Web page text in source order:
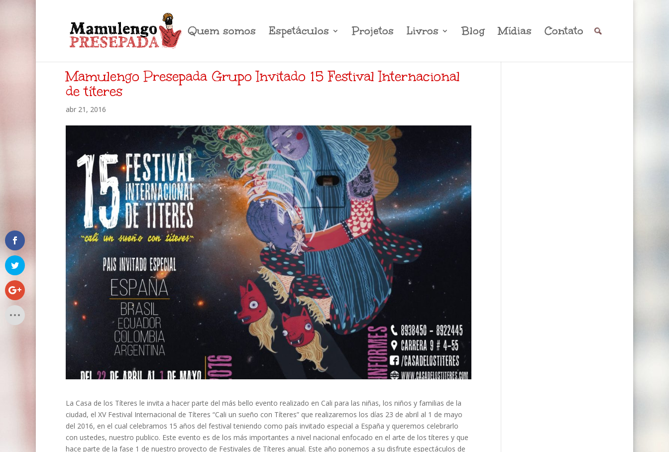
Quem somos Espetáculos Projetos Livros Blog Mídias Contato
Mamulengo Presepada Grupo Invitado 15 Festival Internacional
de títeres
abr 21, 2016
La Casa de los Títeres le invita a hacer parte del más bello evento realizado en Cali para las niñas, los niños y familias de la
ciudad, el XV Festival Internacional de Títeres “Cali un sueño con Títeres” que realizaremos los días 23 de abril al 1 de mayo
del 2016, en el cual celebramos 15 años del festival teniendo como país invitado especial a España y queremos celebrarlo
con ustedes, nuestro publico. Este evento es de los más importantes a nivel nacional enfocado en el arte de los títeres y que
hace parte de la fase 1 de nuestro proyecto de Festivales de Títeres anual. Este año ponemos a su disfrute espectáculos de